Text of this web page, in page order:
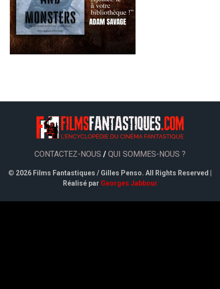
CONTACTEZ-NOUS / QUI SOMMES-NOUS ?
© 2026 Films Fantastiques / Gilles Penso. All Rights Reserved |
Réalisé par Georges Jabbour